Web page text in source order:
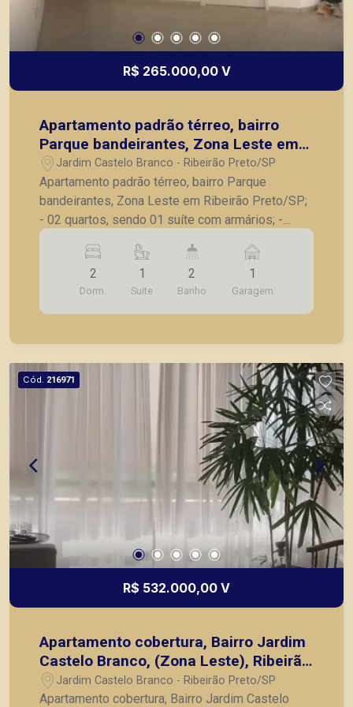
R$ 265.000,00 V
Apartamento padrão térreo, bairro
Parque bandeirantes, Zona Leste em
Ribeirão Preto/SP;
Jardim Castelo Branco - Ribeirão Preto/SP
Apartamento padrão térreo, bairro Parque
bandeirantes, Zona Leste em Ribeirão Preto/SP;
- 02 quartos, sendo 01 suíte com armários; -
Banheiro social; - Sala para 02 ambientes; -
Cozinha com armários; - Lavanderia; - Quintal; -
01 vaga de garagem descoberta. A Piramid tem
como objetivo atender seus clientes com
agilidade e segurança, em locação, vendas de
Preto
2
Dorm.
1
Suite
2
Banho
1
Garagem
Cód. 216971
R$ 532.000,00 V
Apartamento cobertura, Bairro Jardim
Castelo Branco, (Zona Leste), Ribeirão
Preto SP.
Jardim Castelo Branco - Ribeirão Preto/SP
Apartamento cobertura, Bairro Jardim Castelo